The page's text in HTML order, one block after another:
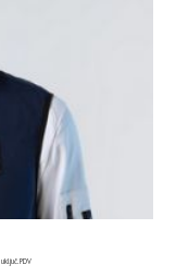
uključ. PDV